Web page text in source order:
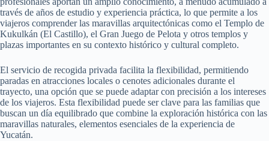
través de años de estudio y experiencia práctica, lo que permite a los
viajeros comprender las maravillas arquitectónicas como el Templo de
Kukulkán (El Castillo), el Gran Juego de Pelota y otros templos y
plazas importantes en su contexto histórico y cultural completo.
El servicio de recogida privada facilita la flexibilidad, permitiendo
paradas en atracciones locales o cenotes adicionales durante el
trayecto, una opción que se puede adaptar con precisión a los intereses
de los viajeros. Esta flexibilidad puede ser clave para las familias que
buscan un día equilibrado que combine la exploración histórica con las
maravillas naturales, elementos esenciales de la experiencia de
Yucatán.